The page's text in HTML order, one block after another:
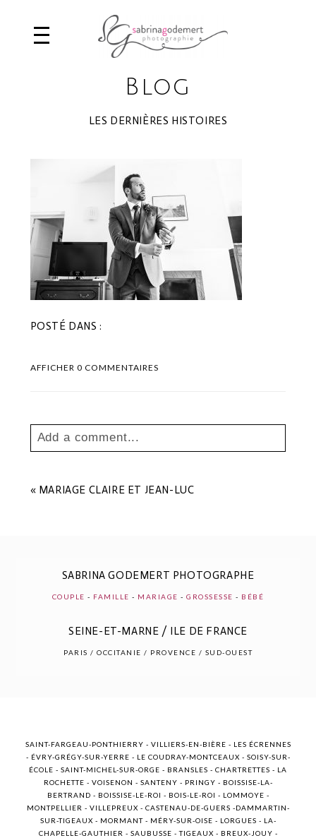
Blog
LES DERNIÈRES HISTOIRES
POSTÉ DANS :
AFFICHER0 COMMENTAIRES
Add a comment...
Les champs marqués sont requis *
POST COMMENT
« MARIAGE CLAIRE ET JEAN-LUC
SABRINA GODEMERT PHOTOGRAPHE
COUPLE - FAMILLE - MARIAGE -GROSSESSE - BÉBÉ
SEINE-ET-MARNE / ILE DE FRANCE
PARIS / OCCITANIE / PROVENCE / SUD-OUEST
SAINT-FARGEAU-PONTHIERRY - VILLIERS-EN-BIÈRE - LES ÉCRENNES
- ÉVRY-GRÉGY-SUR-YERRE - LE COUDRAY-MONTCEAUX - SOISY-SUR-
ÉCOLE - SAINT-MICHEL-SUR-ORGE - BRANSLES - CHARTRETTES - LA
ROCHETTE - VOISENON - SANTENY - PRINGY - BOISSISE-LA-
BERTRAND - BOISSISE-LE-ROI - BOIS-LE-ROI - LOMMOYE -
MONTPELLIER - VILLEPREUX - CASTENAU-DE-GUERS -DAMMARTIN-
SUR-TIGEAUX - MORMANT - MÉRY-SUR-OISE - LORGUES - LA-
CHAPELLE-GAUTHIER - SAUBUSSE - TIGEAUX - BREUX-JOUY -